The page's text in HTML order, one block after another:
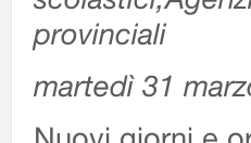
provinciali
martedì 31